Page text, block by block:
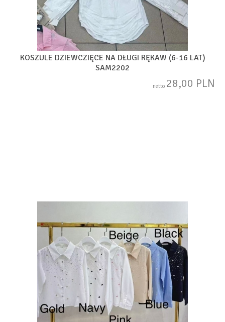
KOSZULE DZIEWCZIĘCE NA DŁUGI RĘKAW (6-16 LAT)
SAM2202
netto 28,00 PLN